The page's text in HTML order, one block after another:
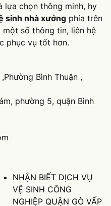
lựa chọn thông minh, hy
sinh nhà xưởng phía trên
một số thông tin, liên hệ
phục vụ tốt hơn.
Bình Thuận ,
phường 5, quận Bình
NHẬN BIẾT DỊCH VỤ
VỆ SINH CÔNG
NGHIỆP QUẬN GÒ VẤP